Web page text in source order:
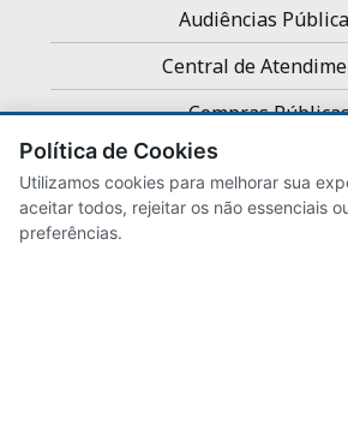
Audiências
Central de
Compras
Concursos e Processos
Noticias
Política de Cookies
Utilizamos cookies para melhorar sua
aceitar todos, rejeitar os não essenciais
preferências.